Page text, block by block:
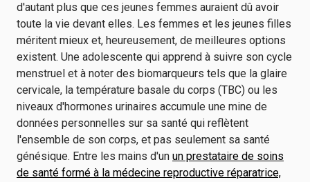
d'autant plus que ces jeunes femmes auraient dû avoir
toute la vie devant elles. Les femmes et les jeunes filles
méritent mieux et, heureusement, de meilleures options
existent. Une adolescente qui apprend à suivre son cycle
menstruel et à noter des biomarqueurs tels que la glaire
cervicale, la température basale du corps (TBC) ou les
niveaux d'hormones urinaires accumule une mine de
données personnelles sur sa santé qui reflètent
l'ensemble de son corps, et pas seulement sa santé
génésique. Entre les mains d'un un prestataire de soins
de santé formé à la médecine reproductive réparatrice,